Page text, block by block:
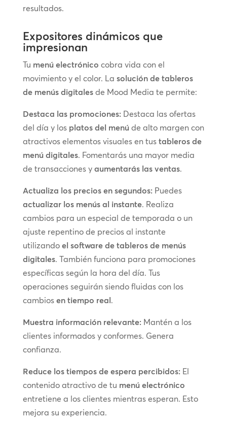
resultados.
Expositores dinámicos que
impresionan
Tu menú electrónico cobra vida con el
movimiento y el color. La solución de tableros
de menús digitalesde Mood Media te permite:
Destaca las promociones:Destaca las ofertas
del día y los platos del menú de alto margen con
atractivos elementos visuales en tus tableros de
menú digitales. Fomentarás una mayor media
de transacciones y aumentarás las ventas.
Actualiza los precios en segundos:Puedes
actualizar los menús al instante. Realiza
cambios para un especial de temporada o un
ajuste repentino de precios al instante
utilizando el software de tableros de menús
digitales. También funciona para promociones
específicas según la hora del día. Tus
operaciones seguirán siendo fluidas con los
cambios en tiempo real.
Muestra información relevante:Mantén a los
clientes informados y conformes. Genera
confianza.
Reduce los tiempos de espera percibidos:El
contenido atractivo de tu menú electrónico
entretiene a los clientes mientras esperan. Esto
mejora su experiencia.